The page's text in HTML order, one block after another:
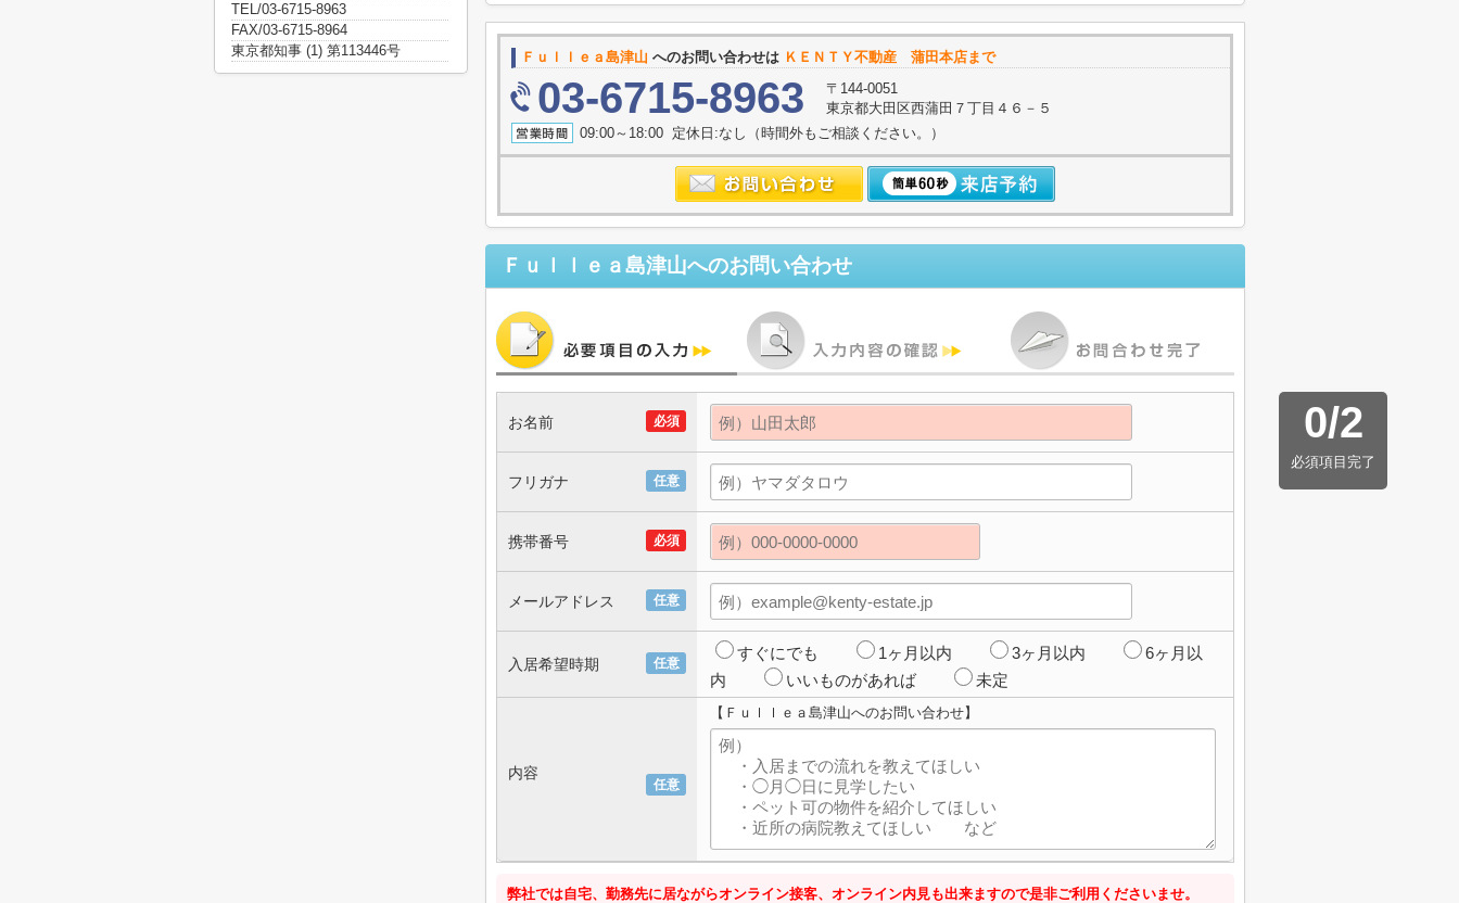
Ｆｕｌｌｅａ島津山 へのお問い合わせは ＫＥＮＴＹ不動産 蒲田本店まで
03-6715-8963
〒144-0051
東京都大田区西蒲田７丁目４６－５
09:00～18:00 定休日:なし（時間外もご相談ください。）
Ｆｕｌｌｅａ島津山へのお問い合わせ
0/2
必須項目完了
必須
お名前
任意
フリガナ
必須
携帯番号
任意
メールアドレス
任意
入居希望時期
すぐにでも 1ヶ月以内 3ヶ月以内
6ヶ月以
内
いいものがあれば 未定
任意
内容
【Ｆｕｌｌｅａ島津山へのお問い合わせ】
弊社では自宅、勤務先に居ながらオンライン接客、オンライン内見も出来ますので是非ご利用くださいませ。
TEL/03-6715-8963
FAX/03-6715-8964
東京都知事 (1) 第113446号